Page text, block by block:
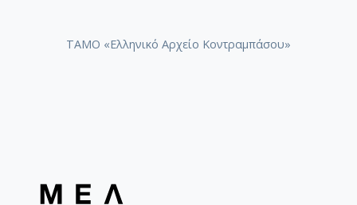
ΤΑΜΟ «Ελληνικό Αρχείο Κοντραμπάσου»